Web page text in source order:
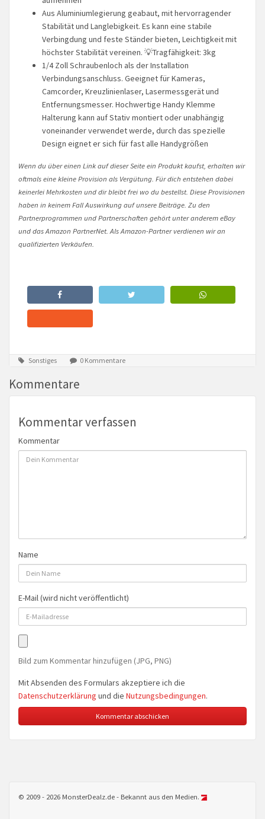
Aus Aluminiumlegierung geabaut, mit hervorragender
Stabilität und Langlebigkeit. Es kann eine stabile
Verbingdung und feste Ständer bieten, Leichtigkeit mit
höchster Stabilität vereinen. 💡Tragfähigkeit: 3kg
1/4 Zoll Schraubenloch als der Installation
Verbindungsanschluss. Geeignet für Kameras,
Camcorder, Kreuzlinienlaser, Lasermessgerät und
Entfernungsmesser. Hochwertige Handy Klemme
Halterung kann auf Stativ montiert oder unabhängig
voneinander verwendet werde, durch das spezielle
Design eignet er sich für fast alle Handygrößen
Wenn du über einen Link auf dieser Seite ein Produkt kaufst, erhalten wir
oftmals eine kleine Provision als Vergütung. Für dich entstehen dabei
keinerlei Mehrkosten und dir bleibt frei wo du bestellst. Diese Provisionen
haben in keinem Fall Auswirkung auf unsere Beiträge. Zu den
Partnerprogrammen und Partnerschaften gehört unter anderem eBay
und das Amazon PartnerNet. Als Amazon-Partner verdienen wir an
qualifizierten Verkäufen.
Sonstiges 0 Kommentare
Kommentare
Kommentar verfassen
Kommentar
Name
E-Mail (wird nicht veröffentlicht)
Bild zum Kommentar hinzufügen (JPG, PNG)
Mit Absenden des Formulars akzeptiere ich die
Datenschutzerklärung und die Nutzungsbedingungen.
© 2009 - 2026 MonsterDealz.de - Bekannt aus den Medien.